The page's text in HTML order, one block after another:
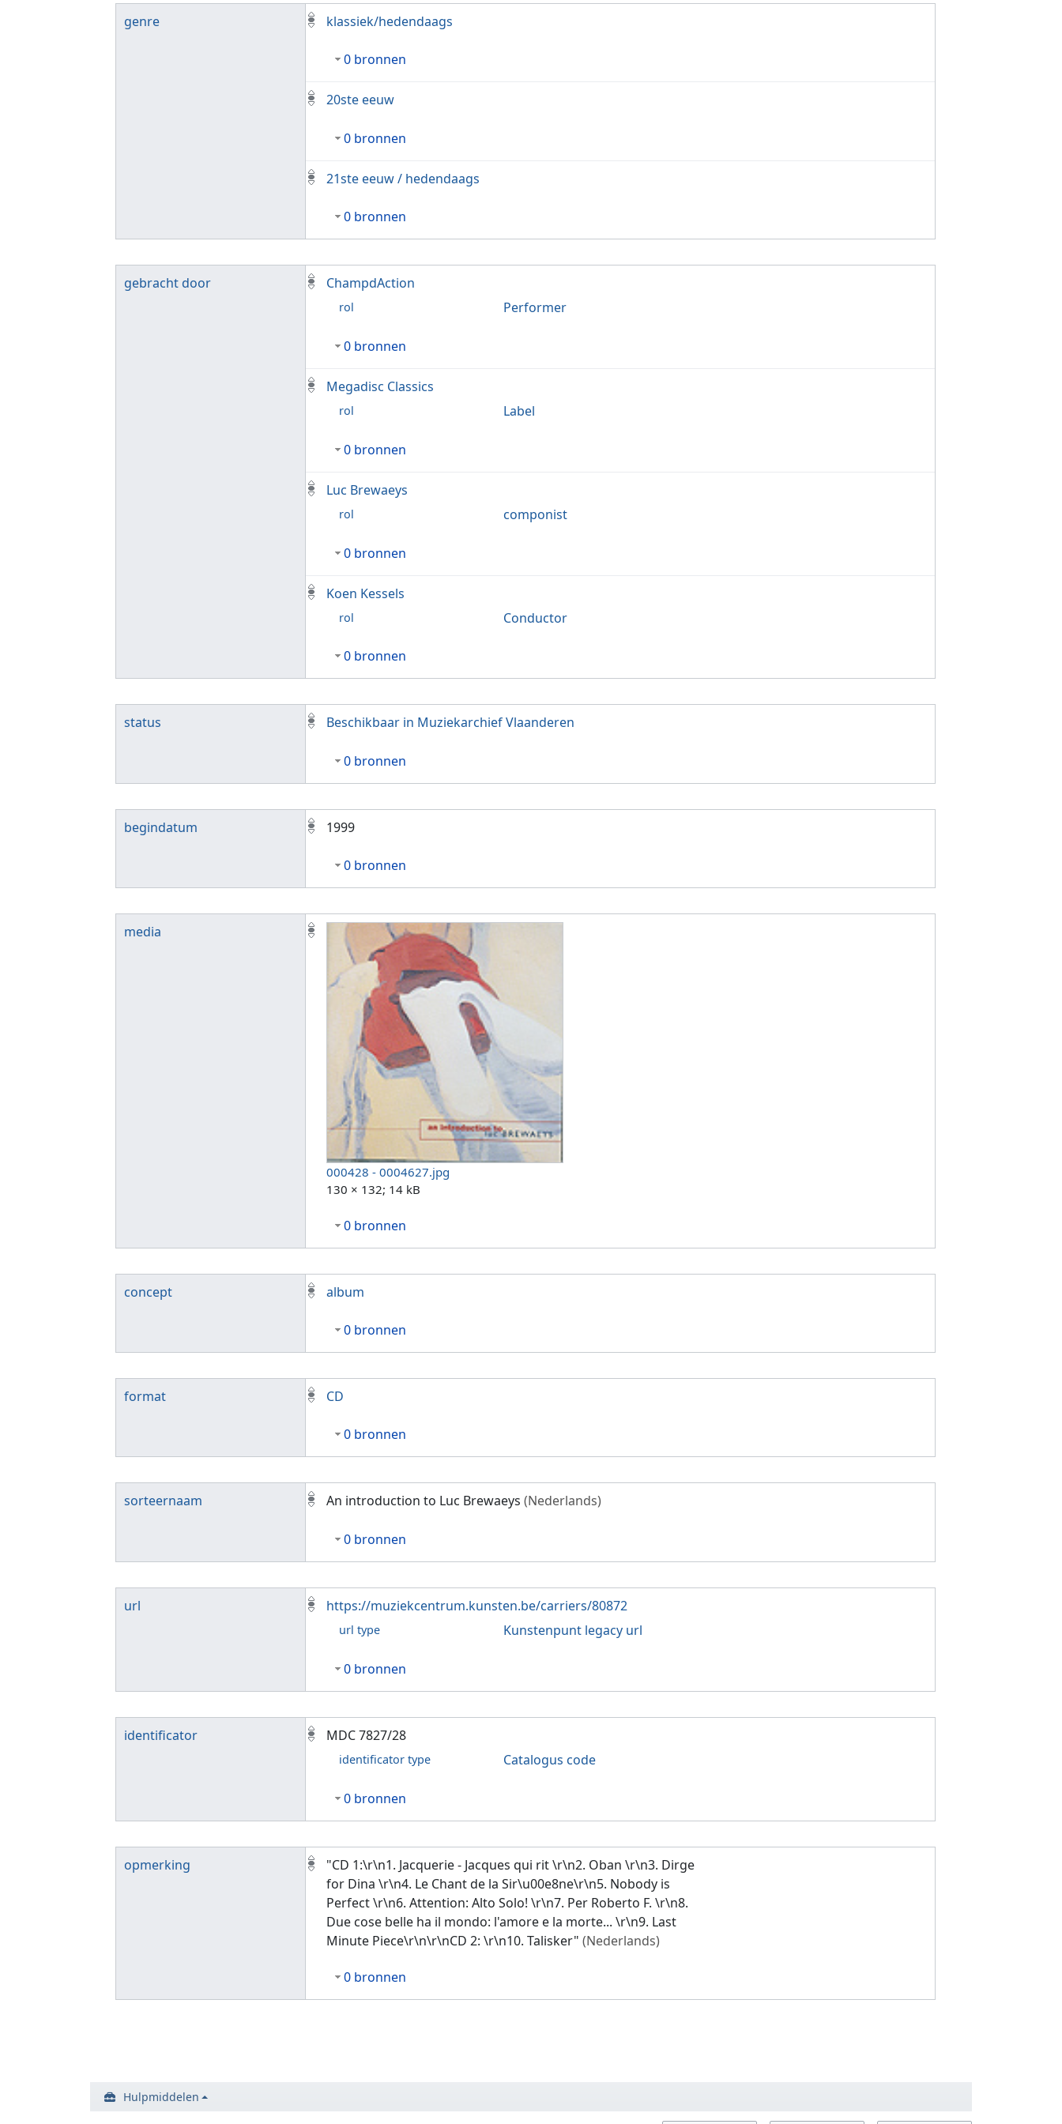
genre klassiek/hedendaags
0 bronnen
20ste eeuw
0 bronnen
21ste eeuw / hedendaags
0 bronnen
gebracht door ChampdAction
rol Performer
0 bronnen
Megadisc Classics
rol Label
0 bronnen
Luc Brewaeys
rol componist
0 bronnen
Koen Kessels
rol Conductor
0 bronnen
status Beschikbaar in Muziekarchief Vlaanderen
0 bronnen
begindatum 1999
0 bronnen
media
000428 - 0004627.jpg
130 × 132; 14 kB
0 bronnen
concept album
0 bronnen
format CD
0 bronnen
sorteernaam An introduction to Luc Brewaeys (Nederlands)
0 bronnen
url https://muziekcentrum.kunsten.be/carriers/80872
url type Kunstenpunt legacy url
0 bronnen
identificator MDC 7827/28
identificator type Catalogus code
0 bronnen
opmerking
"CD 1:\r\n1. Jacquerie - Jacques qui rit \r\n2. Oban \r\n3. Dirge
for Dina \r\n4. Le Chant de la Sir\u00e8ne\r\n5. Nobody is
Perfect \r\n6. Attention: Alto Solo! \r\n7. Per Roberto F. \r\n8.
Due cose belle ha il mondo: l'amore e la morte... \r\n9. Last
Minute Piece\r\n\r\nCD 2: \r\n10. Talisker" (Nederlands)
0 bronnen
Hulpmiddelen